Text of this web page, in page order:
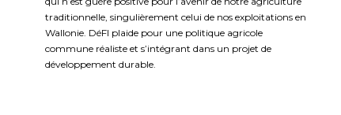
traditionnelle, singulièrement celui de nos exploitations en
Wallonie. DéFI plaide pour une politique agricole
commune réaliste et s’intégrant dans un projet de
développement durable.